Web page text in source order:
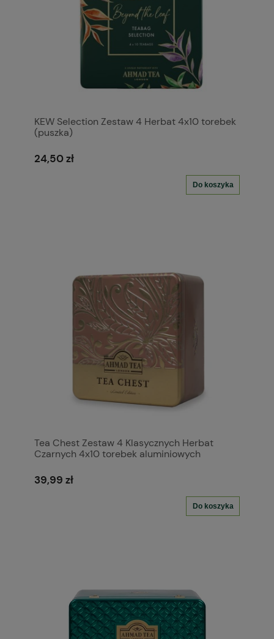
KEW Selection Zestaw 4 Herbat 4x10 torebek
(puszka)
24,50 zł
Do koszyka
Tea Chest Zestaw 4 Klasycznych Herbat
Czarnych 4x10 torebek aluminiowych
39,99 zł
Do koszyka